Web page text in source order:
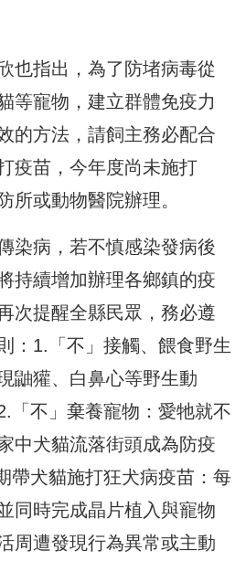
也指出，為了防堵病毒從
等寵物，建立群體免疫力
的方法，請飼主務必配合
疫苗，今年度尚未施打
所或動物醫院辦理。
染病，若不慎感染發病後
持續增加辦理各鄉鎮的疫
次提醒全縣民眾，務必遵
：1.「不」接觸、餵食野生
鼬獾、白鼻心等野生動
「不」棄養寵物：愛牠就不
中犬貓流落街頭成為防疫
帶犬貓施打狂犬病疫苗：每
同時完成晶片植入與寵物
周遭發現行為異常或主動